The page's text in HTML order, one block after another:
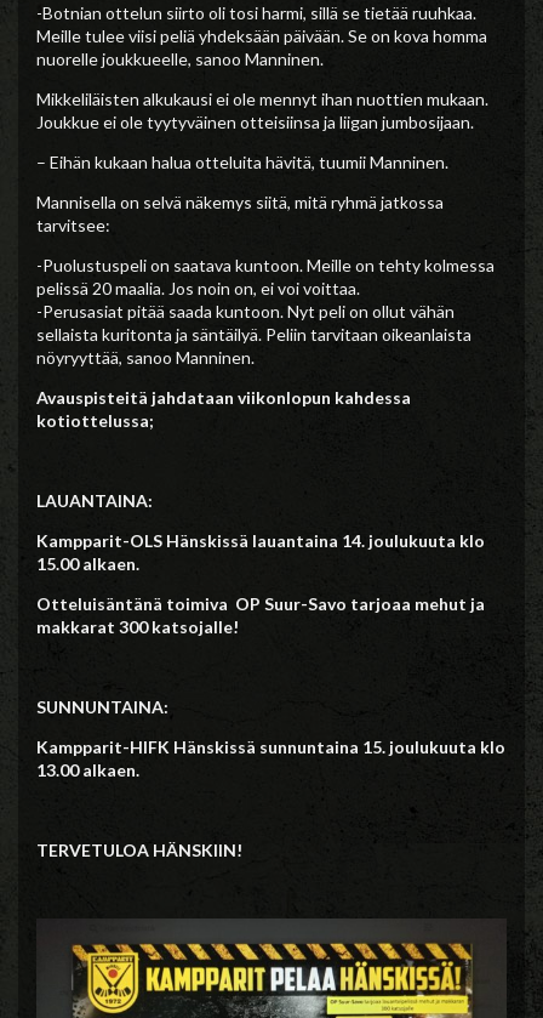
-Botnian ottelun siirto oli tosi harmi, sillä se tietää ruuhkaa.
Meille tulee viisi peliä yhdeksään päivään. Se on kova homma
nuorelle joukkueelle, sanoo Manninen.
Mikkeliläisten alkukausi ei ole mennyt ihan nuottien mukaan.
Joukkue ei ole tyytyväinen otteisiinsa ja liigan jumbosijaan.
– Eihän kukaan halua otteluita hävitä, tuumii Manninen.
Mannisella on selvä näkemys siitä, mitä ryhmä jatkossa
tarvitsee:
-Puolustuspeli on saatava kuntoon. Meille on tehty kolmessa
pelissä 20 maalia. Jos noin on, ei voi voittaa.
-Perusasiat pitää saada kuntoon. Nyt peli on ollut vähän
sellaista kuritonta ja säntäilyä. Peliin tarvitaan oikeanlaista
nöyryyttää, sanoo Manninen.
Avauspisteitä jahdataan viikonlopun kahdessa
kotiottelussa;
LAUANTAINA:
Kampparit-OLS Hänskissä lauantaina 14. joulukuuta klo
15.00 alkaen.
Otteluisäntänä toimiva OP Suur-Savo tarjoaa mehut ja
makkarat 300 katsojalle!
SUNNUNTAINA:
Kampparit-HIFK Hänskissä sunnuntaina 15. joulukuuta klo
13.00 alkaen.
TERVETULOA HÄNSKIIN!